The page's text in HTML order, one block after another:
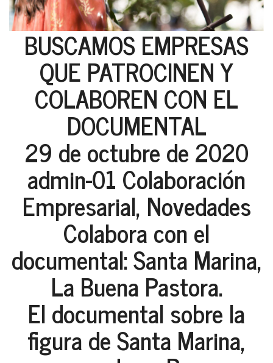
BUSCAMOS EMPRESAS
QUE PATROCINEN Y
COLABOREN CON EL
DOCUMENTAL
29 de octubre de 2020
admin-01 Colaboración
Empresarial, Novedades
Colabora con el
documental: Santa Marina,
La Buena Pastora.
El documental sobre la
figura de Santa Marina,